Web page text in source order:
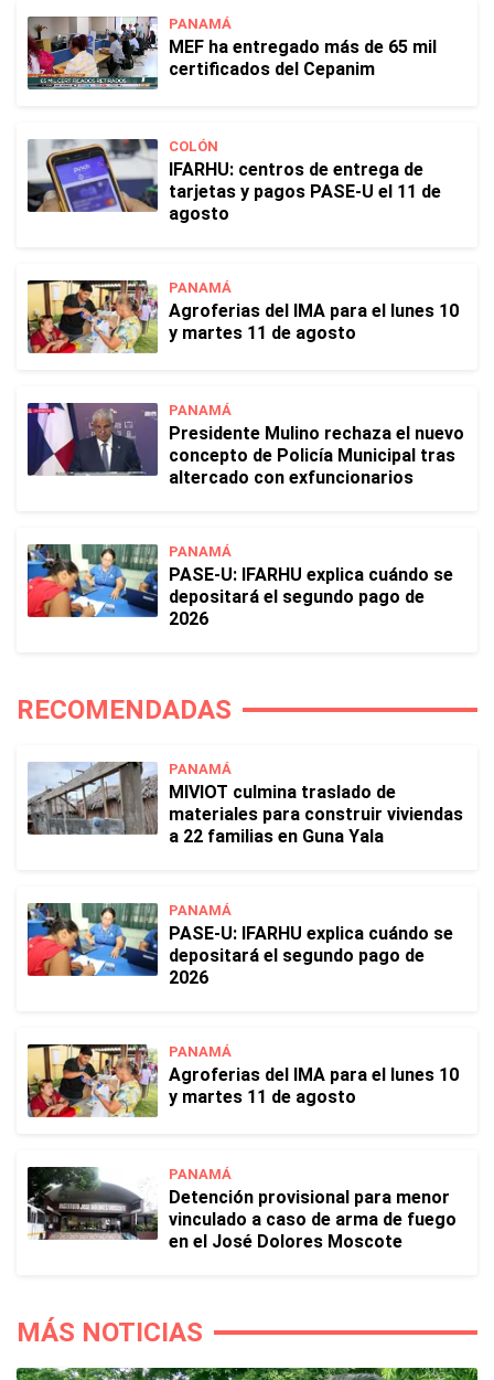
PANAMÁ
MEF ha entregado más de 65 mil
certificados del Cepanim
COLÓN
IFARHU: centros de entrega de
tarjetas y pagos PASE-U el 11 de
agosto
PANAMÁ
Agroferias del IMA para el lunes 10
y martes 11 de agosto
PANAMÁ
Presidente Mulino rechaza el nuevo
concepto de Policía Municipal tras
altercado con exfuncionarios
PANAMÁ
PASE-U: IFARHU explica cuándo se
depositará el segundo pago de
2026
RECOMENDADAS
PANAMÁ
MIVIOT culmina traslado de
materiales para construir viviendas
a 22 familias en Guna Yala
PANAMÁ
PASE-U: IFARHU explica cuándo se
depositará el segundo pago de
2026
PANAMÁ
Agroferias del IMA para el lunes 10
y martes 11 de agosto
PANAMÁ
Detención provisional para menor
vinculado a caso de arma de fuego
en el José Dolores Moscote
MÁS NOTICIAS